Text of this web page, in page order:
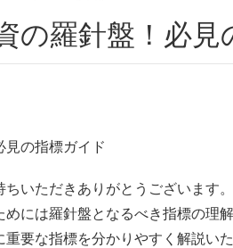
資の羅針盤！必
見の指標ガイド
いただきありがとうございます
めには羅針盤となるべき指標の理
要な指標を分かりやすく解説いた